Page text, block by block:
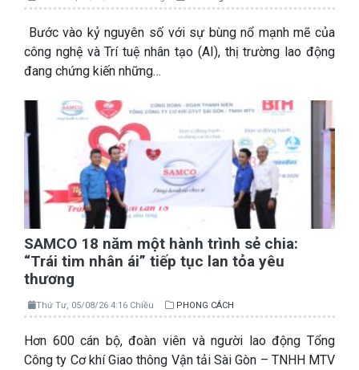
Bước vào kỷ nguyên số với sự bùng nổ mạnh mẽ của
công nghệ và Trí tuệ nhân tạo (AI), thị trường lao động
đang chứng kiến những…
SAMCO 18 năm một hành trình sẻ chia:
“Trái tim nhân ái” tiếp tục lan tỏa yêu
thương
Thứ Tư, 05/08/26 4:16 Chiều PHONG CÁCH
Hơn 600 cán bộ, đoàn viên và người lao động Tổng
Công ty Cơ khí Giao thông Vận tải Sài Gòn – TNHH MTV